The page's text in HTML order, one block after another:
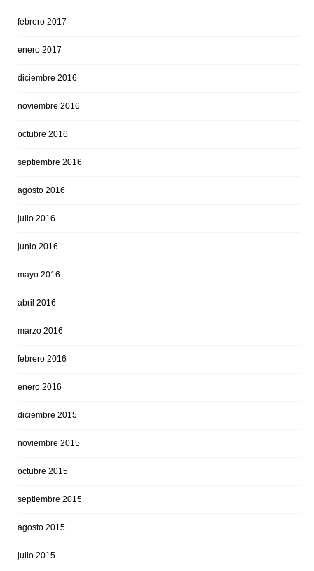
febrero 2017
enero 2017
diciembre 2016
noviembre 2016
octubre 2016
septiembre 2016
agosto 2016
julio 2016
junio 2016
mayo 2016
abril 2016
marzo 2016
febrero 2016
enero 2016
diciembre 2015
noviembre 2015
octubre 2015
septiembre 2015
agosto 2015
julio 2015